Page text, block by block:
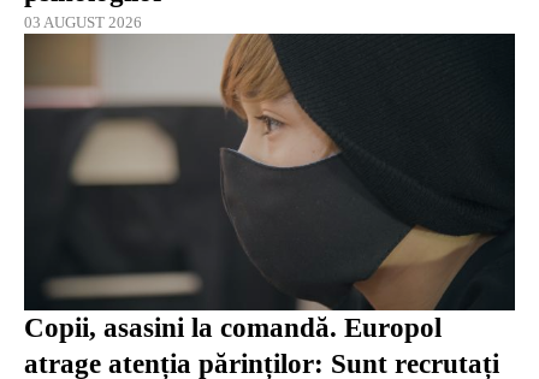
03 AUGUST 2026
Copii, asasini la comandă. Europol
atrage atenția părinților: Sunt recrutați